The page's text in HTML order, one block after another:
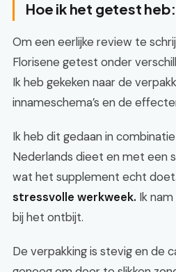
Hoe ik het getest
Om een eerlijke review te
Florisene getest onder
Ik heb gekeken naar de
innameschema’s en de
Ik heb dit gedaan in
Nederlands dieet en met een
wat het supplement echt doet.
stressvolle werkweek. Ik
bij het ontbijt.
De verpakking is stevig en de